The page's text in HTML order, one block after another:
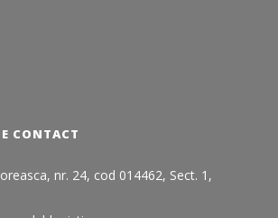
CONTACT
nr. 24, cod 014462, Sect. 1,